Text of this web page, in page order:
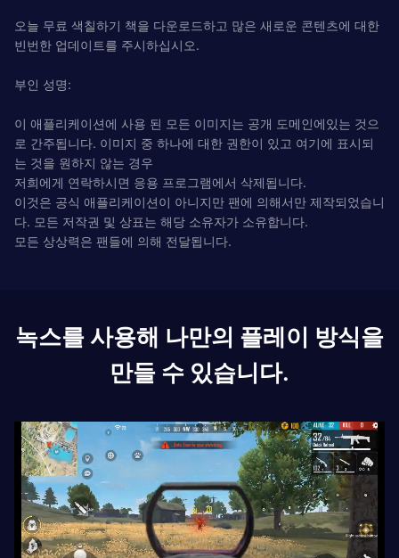
오늘 무료 색칠하기 책을 다운로드하고 많은 새로운 콘텐츠에 대한
빈번한 업데이트를 주시하십시오.
부인 성명:
이 애플리케이션에 사용 된 모든 이미지는 공개 도메인에있는 것으
로 간주됩니다. 이미지 중 하나에 대한 권한이 있고 여기에 표시되
는 것을 원하지 않는 경우
저희에게 연락하시면 응용 프로그램에서 삭제됩니다.
이것은 공식 애플리케이션이 아니지만 팬에 의해서만 제작되었습니
다. 모든 저작권 및 상표는 해당 소유자가 소유합니다.
모든 상상력은 팬들에 의해 전달됩니다.
녹스를 사용해 나만의 플레이 방식을
만들 수 있습니다.